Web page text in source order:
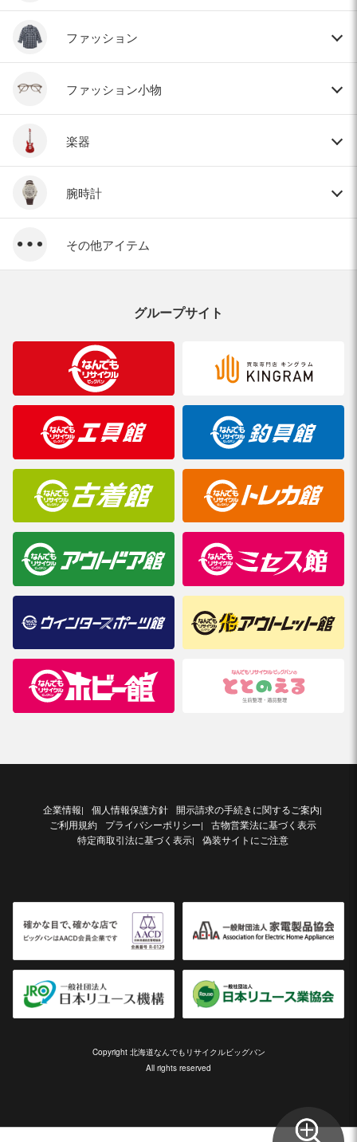
ファッション
ファッション小物
楽器
腕時計
その他アイテム
グループサイト
企業情報| 個人情報保護方針 開示請求の手続きに関するご案内|
ご利用規約 プライバシーポリシー|
古物営業法に基づく表示
特定商取引法に基づく表示| 偽装サイトにご注意
Copyright 北海道なんでもリサイクルビッグバン
All rights reserved